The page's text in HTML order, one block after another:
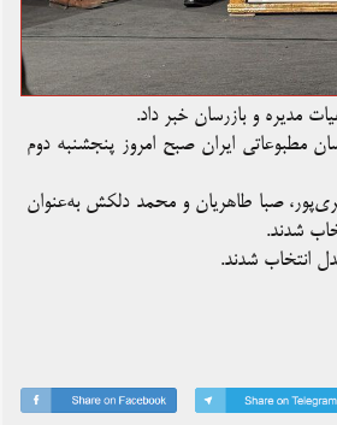
مدیره و بازرسان خبر داد.
مطبوعاتی ایران صبح امروز پنجشنبه دوم
صبا طاهریان و محمد دلکش به‌عنوان
شدند.
انتخاب شدند.